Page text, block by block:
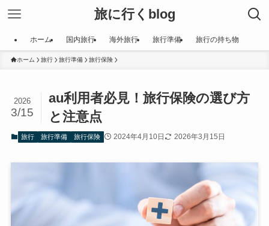
旅に行くblog
ホーム 国内旅行 海外旅行 旅行準備 旅行の持ち物
ホーム 旅行 旅行準備 旅行保険
au利用者必見！旅行保険の選び方
と注意点
2026
3/15
旅行 旅行準備 旅行保険 2024年4月10日 2026年3月15日